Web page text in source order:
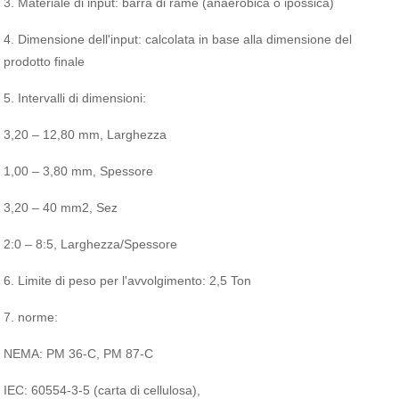
3. Materiale di input: barra di rame (anaerobica o ipossica)
4. Dimensione dell'input: calcolata in base alla dimensione del
prodotto finale
5. Intervalli di dimensioni:
3,20 – 12,80 mm, Larghezza
1,00 – 3,80 mm, Spessore
3,20 – 40 mm2, Sez
2:0 – 8:5, Larghezza/Spessore
6. Limite di peso per l'avvolgimento: 2,5 Ton
7. norme:
NEMA: PM 36-C, PM 87-C
IEC: 60554-3-5 (carta di cellulosa),